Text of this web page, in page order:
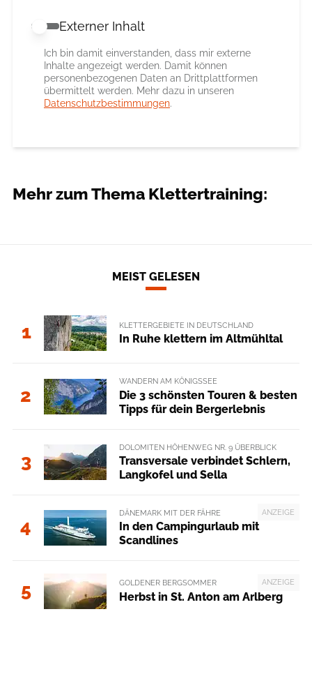
Externer Inhalt erlauben
Externer Inhalt
Ich bin damit einverstanden, dass mir externe
Inhalte angezeigt werden. Damit können
personenbezogenen Daten an Drittplattformen
übermittelt werden. Mehr dazu in unseren
Datenschutzbestimmungen.
Mehr zum Thema Klettertraining:
MEIST GELESEN
1 KLETTERGEBIETE IN DEUTSCHLAND
In Ruhe klettern im Altmühltal
2
WANDERN AM KÖNIGSSEE
Die 3 schönsten Touren & besten
Tipps für dein Bergerlebnis
3
DOLOMITEN HÖHENWEG NR. 9 ÜBERBLICK
Transversale verbindet Schlern,
Langkofel und Sella
4
ANZEIGE
DÄNEMARK MIT DER FÄHRE
In den Campingurlaub mit
Scandlines
5 ANZEIGE
GOLDENER BERGSOMMER
Herbst in St. Anton am Arlberg